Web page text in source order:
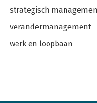
strategisch
verandermanagement
werk en loopbaan